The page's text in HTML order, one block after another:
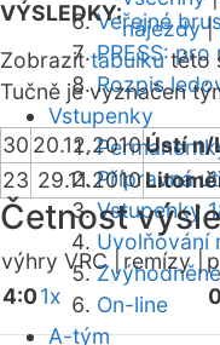
Veřejné
PRESS:
Rozpis
Vstupenky
Přípravná
Vstupenky
Uvolňování
Zvýhodněné
On-line
A-tým
VÝSLEDKY:
nájezdy|
Zobrazittabulkutéto
Tučně je vyznačen
30 20.12.2010Ústí n/
23 29.11.2010
Četnost
výhry VRC | remízy |
4:01x